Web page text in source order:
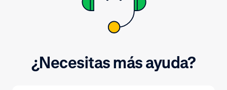
¿Necesitas más ayuda?